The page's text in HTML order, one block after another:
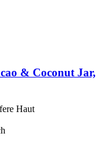
& Coconut Jar,
Haut